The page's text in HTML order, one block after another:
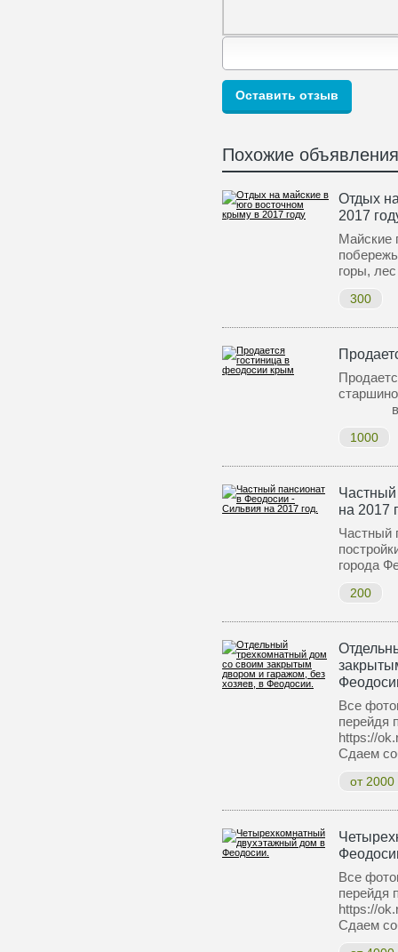
Похожие объявления
Отдых
2017
Майские
горы,
300
в
1000
на 2017
Частный
города
200
Все
перейдя
https://
Сдаем
от 2000
Все
перейдя
https://
Сдаем